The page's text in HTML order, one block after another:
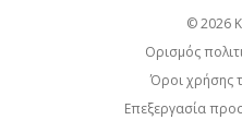
© 2026
Ορισμός
Όροι χρήσης
Επεξεργασία